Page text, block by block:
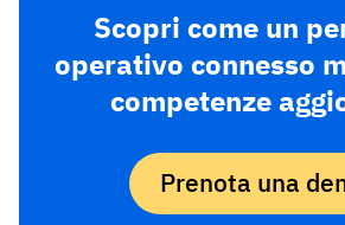
Scopri come un
operativo connesso
competenze
Prenota una